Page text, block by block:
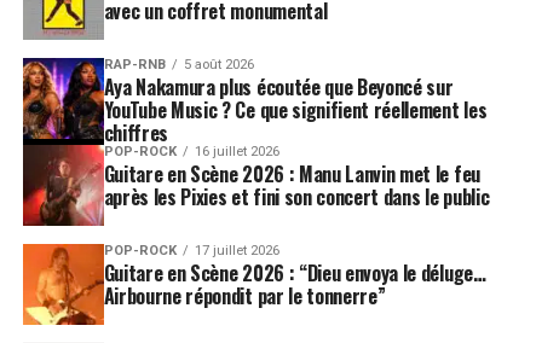
avec un coffret monumental
RAP-RNB 5 août 2026
Aya Nakamura plus écoutée que Beyoncé sur
YouTube Music ? Ce que signifient réellement les
chiffres
POP-ROCK 16 juillet 2026
Guitare en Scène 2026 : Manu Lanvin met le feu
après les Pixies et fini son concert dans le public
POP-ROCK 17 juillet 2026
Guitare en Scène 2026 : “Dieu envoya le déluge…
Airbourne répondit par le tonnerre”